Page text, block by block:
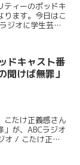
ティーのポッドキ
ります。今日はこ
ジオに学生芸人
ドキャスト番
聞けば無罪」
こたけ正義感さん
」が、ABCラジオ
オ / こたけ正義